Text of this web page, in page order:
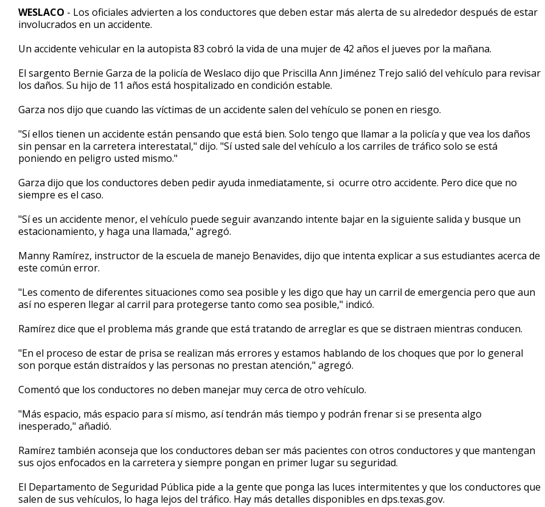
2
minutes,
8
90%
WESLACO - Los oficiales advierten a los conductores que deben estar más alerta de su alrededor después de estar
involucrados en un accidente.
Un accidente vehicular en la autopista 83 cobró la vida de una mujer de 42 años el jueves por la mañana.
El sargento Bernie Garza de la policía de Weslaco dijo que Priscilla Ann Jiménez Trejo salió del vehículo para revisar
los daños. Su hijo de 11 años está hospitalizado en condición estable.
Garza nos dijo que cuando las víctimas de un accidente salen del vehículo se ponen en riesgo.
"Sí ellos tienen un accidente están pensando que está bien. Solo tengo que llamar a la policía y que vea los daños
sin pensar en la carretera interestatal," dijo. "Sí usted sale del vehículo a los carriles de tráfico solo se está
poniendo en peligro usted mismo."
Garza dijo que los conductores deben pedir ayuda inmediatamente, si ocurre otro accidente. Pero dice que no
siempre es el caso.
"Sí es un accidente menor, el vehículo puede seguir avanzando intente bajar en la siguiente salida y busque un
estacionamiento, y haga una llamada," agregó.
Manny Ramírez, instructor de la escuela de manejo Benavides, dijo que intenta explicar a sus estudiantes acerca de
este común error.
"Les comento de diferentes situaciones como sea posible y les digo que hay un carril de emergencia pero que aun
así no esperen llegar al carril para protegerse tanto como sea posible," indicó.
Ramírez dice que el problema más grande que está tratando de arreglar es que se distraen mientras conducen.
"En el proceso de estar de prisa se realizan más errores y estamos hablando de los choques que por lo general
son porque están distraídos y las personas no prestan atención," agregó.
Comentó que los conductores no deben manejar muy cerca de otro vehículo.
"Más espacio, más espacio para sí mismo, así tendrán más tiempo y podrán frenar si se presenta algo
inesperado," añadió.
Ramírez también aconseja que los conductores deban ser más pacientes con otros conductores y que mantengan
sus ojos enfocados en la carretera y siempre pongan en primer lugar su seguridad.
El Departamento de Seguridad Pública pide a la gente que ponga las luces intermitentes y que los conductores que
salen de sus vehículos, lo haga lejos del tráfico. Hay más detalles disponibles en dps.texas.gov.